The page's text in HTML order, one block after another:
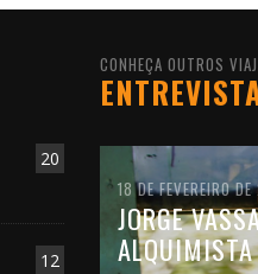
20
12
CONHEÇA OUTROS
18 DE FEVEREIRO
JORGE